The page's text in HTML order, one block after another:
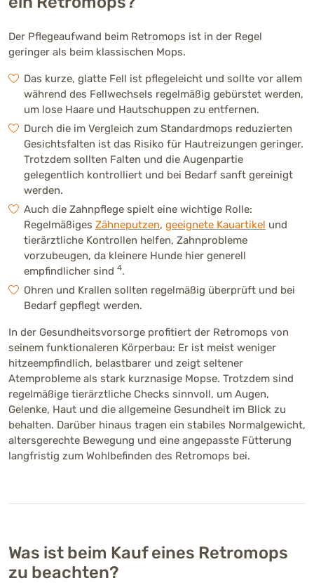
Der Pflegeaufwand beim Retromops ist in der Regel
geringer als beim klassischen Mops.
Das kurze, glatte Fell ist pflegeleicht und sollte vor allem
während des Fellwechsels regelmäßig gebürstet werden,
um lose Haare und Hautschuppen zu entfernen.
Durch die im Vergleich zum Standardmops reduzierten
Gesichtsfalten ist das Risiko für Hautreizungen geringer.
Trotzdem sollten Falten und die Augenpartie
gelegentlich kontrolliert und bei Bedarf sanft gereinigt
werden.
Auch die Zahnpflege spielt eine wichtige Rolle:
Regelmäßiges Zähneputzen, geeignete Kauartikel und
tierärztliche Kontrollen helfen, Zahnprobleme
vorzubeugen, da kleinere Hunde hier generell
empfindlicher sind 4.
Ohren und Krallen sollten regelmäßig überprüft und bei
Bedarf gepflegt werden.
In der Gesundheitsvorsorge profitiert der Retromops von
seinem funktionaleren Körperbau: Er ist meist weniger
hitzeempfindlich, belastbarer und zeigt seltener
Atemprobleme als stark kurznasige Mopse. Trotzdem sind
regelmäßige tierärztliche Checks sinnvoll, um Augen,
Gelenke, Haut und die allgemeine Gesundheit im Blick zu
behalten. Darüber hinaus tragen ein stabiles Normalgewicht,
altersgerechte Bewegung und eine angepasste Fütterung
langfristig zum Wohlbefinden des Retromops bei.
Was ist beim Kauf eines Retromops
zu beachten?